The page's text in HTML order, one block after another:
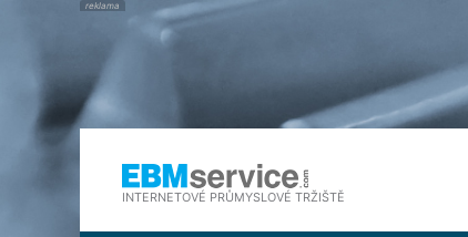
INTERNETOVÉ PRŮMYSLOVÉ TRŽIŠTĚ